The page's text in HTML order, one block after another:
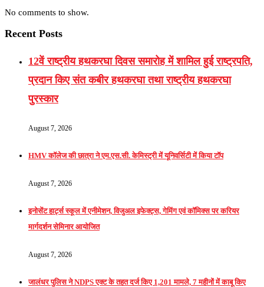
No comments to show.
Recent Posts
12वें राष्ट्रीय हथकरघा दिवस समारोह में शामिल हुई राष्ट्रपति,
प्रदान किए संत कबीर हथकरघा तथा राष्ट्रीय हथकरघा
पुरस्कार
August 7, 2026
HMV कॉलेज की छात्रा ने एम.एस.सी. केमिस्ट्री में यूनिवर्सिटी में किया टॉप
August 7, 2026
इनोसेंट हार्ट्स स्कूल में एनीमेशन, विजुअल इफेक्ट्स, गेमिंग एवं कॉमिक्स पर करियर
मार्गदर्शन सेमिनार आयोजित
August 7, 2026
जालंधर पुलिस ने NDPS एक्ट के तहत दर्ज किए 1,201 मामले, 7 महीनों में काबू किए